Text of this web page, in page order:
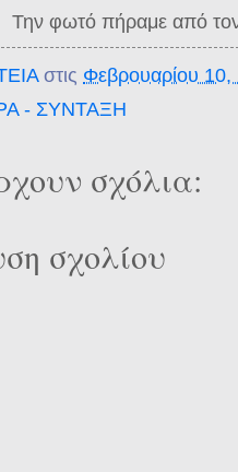
Την φωτό πήραμε από
στις Φεβρουαρίου 10,
- ΣΥΝΤΑΞΗ
σχόλια:
σχολίου